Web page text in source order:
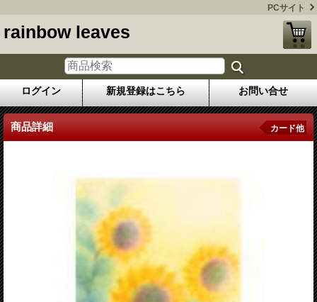
PCサイト
rainbow leaves
ログイン 新規登録はこちら お問い合せ
商品詳細 カード他